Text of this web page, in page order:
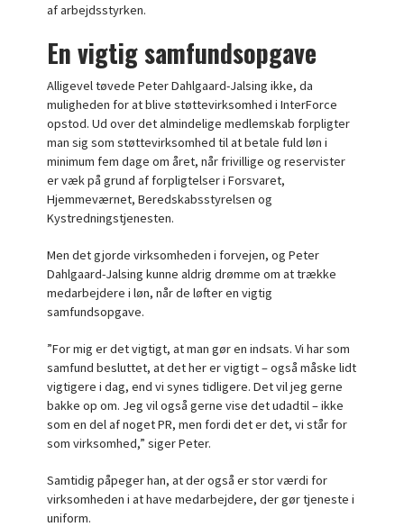
af arbejdsstyrken.
En vigtig samfundsopgave
Alligevel tøvede Peter Dahlgaard-Jalsing ikke, da
muligheden for at blive støttevirksomhed i InterForce
opstod. Ud over det almindelige medlemskab forpligter
man sig som støttevirksomhed til at betale fuld løn i
minimum fem dage om året, når frivillige og reservister
er væk på grund af forpligtelser i Forsvaret,
Hjemmeværnet, Beredskabsstyrelsen og
Kystredningstjenesten.
Men det gjorde virksomheden i forvejen, og Peter
Dahlgaard-Jalsing kunne aldrig drømme om at trække
medarbejdere i løn, når de løfter en vigtig
samfundsopgave.
”For mig er det vigtigt, at man gør en indsats. Vi har som
samfund besluttet, at det her er vigtigt – også måske lidt
vigtigere i dag, end vi synes tidligere. Det vil jeg gerne
bakke op om. Jeg vil også gerne vise det udadtil – ikke
som en del af noget PR, men fordi det er det, vi står for
som virksomhed,” siger Peter.
Samtidig påpeger han, at der også er stor værdi for
virksomheden i at have medarbejdere, der gør tjeneste i
uniform.